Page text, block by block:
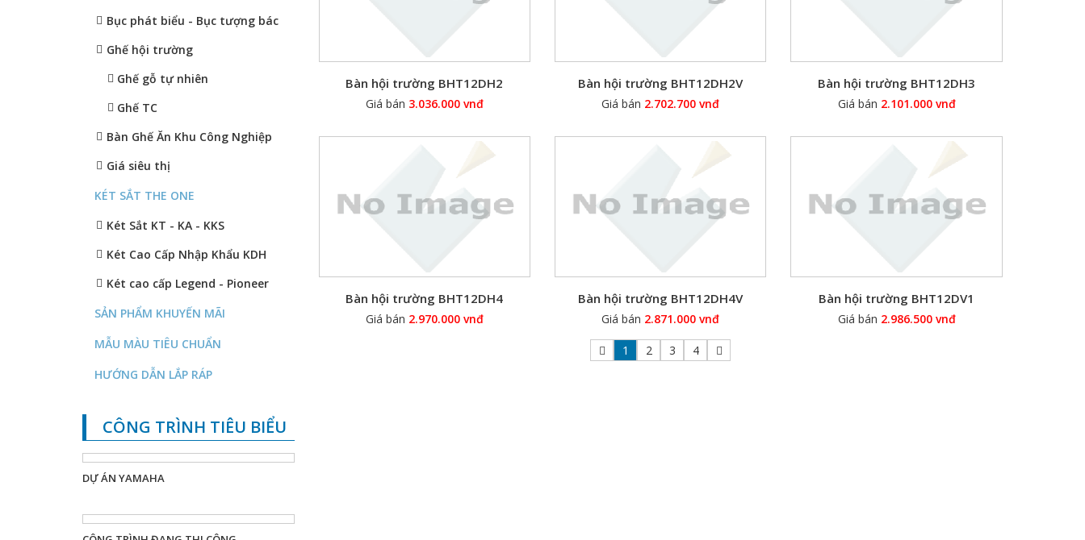
Bàn hội trường BHT12DH2
Giá bán 3.036.000 vnđ
Bàn hội trường BHT12DH2V
Giá bán 2.702.700 vnđ
Bàn hội trường BHT12DH3
Giá bán 2.101.000 vnđ
Bàn hội trường BHT12DH4
Giá bán 2.970.000 vnđ
Bàn hội trường BHT12DH4V
Giá bán 2.871.000 vnđ
Bàn hội trường BHT12DV1
Giá bán 2.986.500 vnđ
1 2 3 4
Bục phát biểu - Bục tượng bác
Ghế hội trường
Ghế gỗ tự nhiên
Ghế TC
Bàn Ghế Ăn Khu Công Nghiệp
Giá siêu thị
KÉT SẮT THE ONE
Két Sắt KT - KA - KKS
Két Cao Cấp Nhập Khẩu KDH
Két cao cấp Legend - Pioneer
SẢN PHẨM KHUYẾN MÃI
MẪU MÀU TIÊU CHUẨN
HƯỚNG DẪN LẮP RÁP
CÔNG TRÌNH TIÊU BIỂU
DỰ ÁN YAMAHA